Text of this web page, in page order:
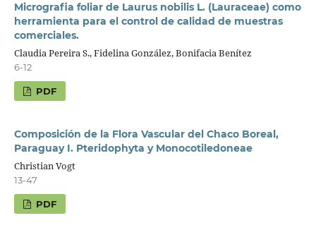
Micrografia foliar de Laurus nobilis L. (Lauraceae) como
herramienta para el control de calidad de muestras
comerciales.
Claudia Pereira S., Fidelina González, Bonifacia Benítez
6-12
PDF
Composición de la Flora Vascular del Chaco Boreal,
Paraguay I. Pteridophyta y Monocotiledoneae
Christian Vogt
13-47
PDF